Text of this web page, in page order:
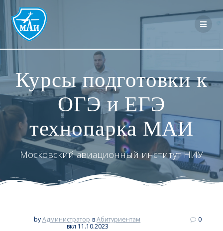
Курсы подготовки к
ОГЭ и ЕГЭ
технопарка МАИ
Московский авиационный институт НИУ
byАдминистратор вАбитуриентам
вкл 11.10.2023
0